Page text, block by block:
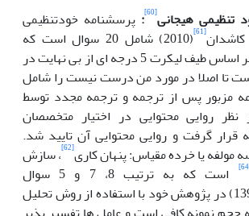
تنظیمی هیجانی[60]
: پرسشنامه خودتنظیمی
[61]
(2010) شامل 20 سوال است که
پاسخگویی به آنها بر اساس طیف لیکرت 5 درجه ای از بی نهایت در
تا اصلا در مورد من درست نیست را شامل
مزبور پس از ترجمه و ترجمه مجدد توسط
از نظر روایی محتوایی در اختیار متخصصان
قرار گرفت و روایی محتوایی آن تایید شد.
مولفه یا خرده مقیاس: پنهان کاری[62]
، سازش
است که به ترتیب 8، 7 و 5 سوال
دارند.کارشکی( 1392) در پژوهش خود با استفاده از روش تحلیل